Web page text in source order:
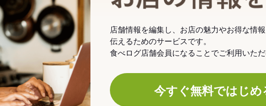
店舗情報を編集し、お店の魅力やお得な情
伝えるためのサービスです。
食べログ店舗会員になることでご利用いただ
今すぐ無料ではじめ